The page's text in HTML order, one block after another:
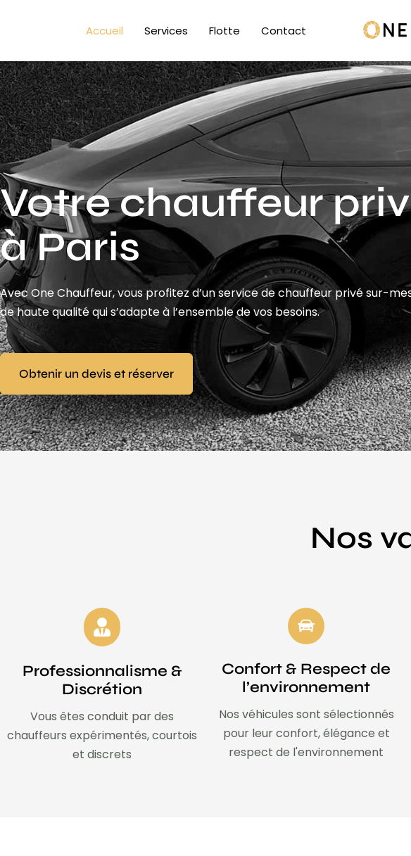
Accueil Services Flotte Contact
Votre chauffeur
à Paris
Avec One Chauffeur, vous profitez d’un service de chauffeur privé sur-
de haute qualité qui s’adapte à l’ensemble de vos besoins.
Obtenir un devis et réserver
Nos
Professionnalisme &
Discrétion
Vous êtes conduit par des
chauffeurs expérimentés, courtois
et discrets
Confort & Respect de
l’environnement
Nos véhicules sont sélectionnés
pour leur confort, élégance et
respect de l'environnement